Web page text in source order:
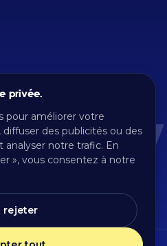
privée.
pour améliorer votre
des publicités ou des
analyser notre trafic. En
», vous consentez à notre
rejeter